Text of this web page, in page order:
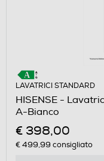
LAVATRICI STANDARD
HISENSE -
A-Bianco
€ 398,00
€ 499,99 consigliato